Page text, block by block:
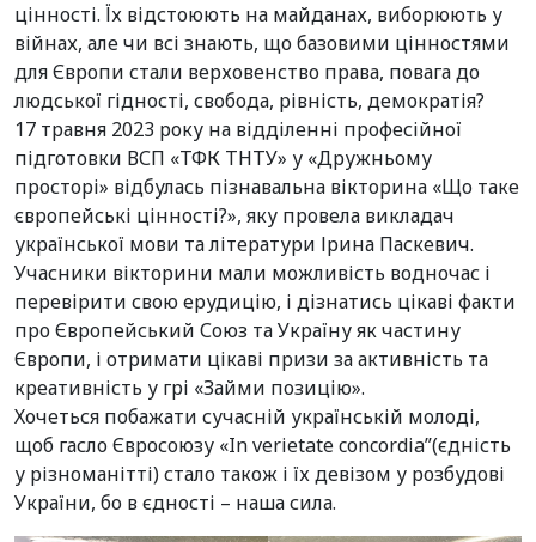
цінності. Їх відстоюють на майданах, виборюють у
війнах, але чи всі знають, що базовими цінностями
для Європи стали верховенство права, повага до
людської гідності, свобода, рівність, демократія?
17 травня 2023 року на відділенні професійної
підготовки ВСП «ТФК ТНТУ» у «Дружньому
просторі» відбулась пізнавальна вікторина «Що таке
європейські цінності?», яку провела викладач
української мови та літератури Ірина Паскевич.
Учасники вікторини мали можливість водночас і
перевірити свою ерудицію, і дізнатись цікаві факти
про Європейський Союз та Україну як частину
Європи, і отримати цікаві призи за активність та
креативність у грі «Займи позицію».
Хочеться побажати сучасній українській молоді,
щоб гасло Євросоюзу «In verietate concordia”(єдність
у різноманітті) стало також і їх девізом у розбудові
України, бо в єдності – наша сила.